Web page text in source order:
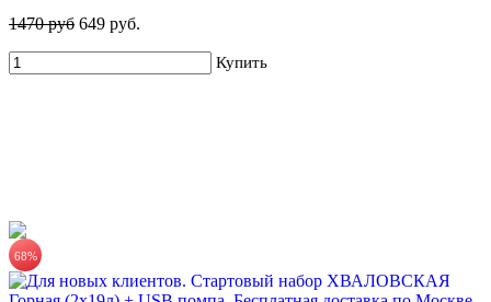
1470 руб 649 руб.
Купить
68%